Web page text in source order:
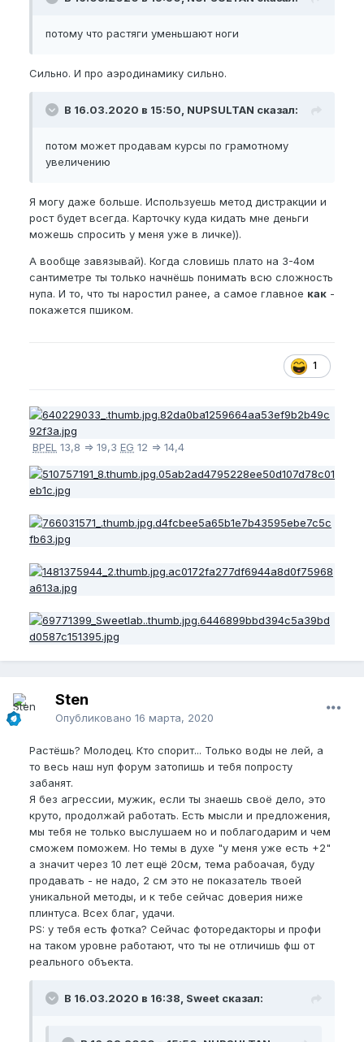
потому что растяги уменьшают ноги
Сильно. И про аэродинамику сильно.
В 16.03.2020 в 15:50, NUPSULTAN сказал:
потом может продавам курсы по грамотному
увеличению
Я могу даже больше. Используешь метод дистракции и
рост будет всегда. Карточку куда кидать мне деньги
можешь спросить у меня уже в личке)).
А вообще завязывай). Когда словишь плато на 3-4ом
сантиметре ты только начнёшь понимать всю сложность
нупа. И то, что ты наростил ранее, а самое главное как -
покажется пшиком.
1
BPEL 13,8 => 19,3 EG 12 => 14,4
Sten
Опубликовано 16 марта, 2020
Растёшь? Молодец. Кто спорит... Только воды не лей, а
то весь наш нуп форум затопишь и тебя попросту
забанят.
Я без агрессии, мужик, если ты знаешь своё дело, это
круто, продолжай работать. Есть мысли и предложения,
мы тебя не только выслушаем но и поблагодарим и чем
сможем поможем. Но темы в духе "у меня уже есть +2"
а значит через 10 лет ещё 20см, тема рабоачая, буду
продавать - не надо, 2 см это не показатель твоей
уникальной методы, и к тебе сейчас доверия ниже
плинтуса. Всех благ, удачи.
PS: у тебя есть фотка? Сейчас фоторедакторы и профи
на таком уровне работают, что ты не отличишь фш от
реального объекта.
В 16.03.2020 в 16:38, Sweet сказал: